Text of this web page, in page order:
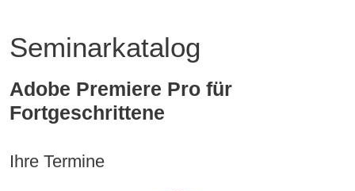
Seminarkatalog
Adobe Premiere Pro für
Fortgeschrittene
Ihre Termine